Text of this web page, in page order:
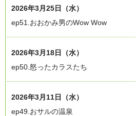
2026年3月25日（水）
ep51.おおかみ男のWow Wow
2026年3月18日（水）
ep50.怒ったカラスたち
2026年3月11日（水）
ep49.おサルの温泉